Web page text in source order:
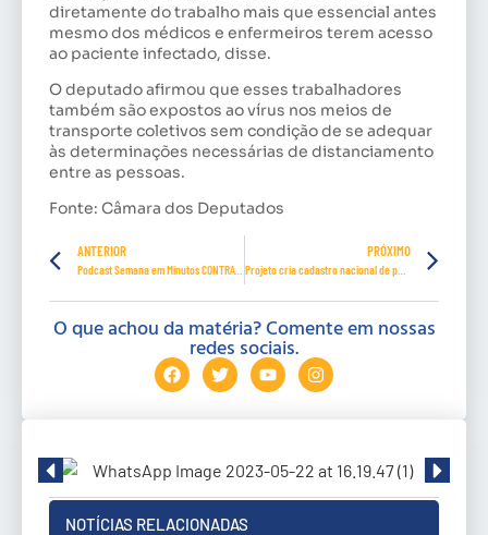
diretamente do trabalho mais que essencial antes
mesmo dos médicos e enfermeiros terem acesso
ao paciente infectado, disse.
O deputado afirmou que esses trabalhadores
também são expostos ao vírus nos meios de
transporte coletivos sem condição de se adequar
às determinações necessárias de distanciamento
entre as pessoas.
Fonte: Câmara dos Deputados
ANTERIOR
Podcast Semana em Minutos CONTRATUH- Episódio 27
PRÓXIMO
Projeto cria cadastro nacional de pedófilos
O que achou da matéria? Comente em nossas
redes sociais.
NOTÍCIAS RELACIONADAS